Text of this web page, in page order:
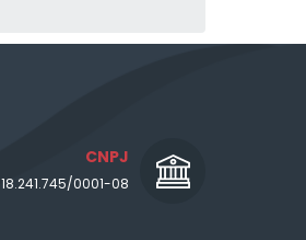
CNPJ
18.241.745/0001-08